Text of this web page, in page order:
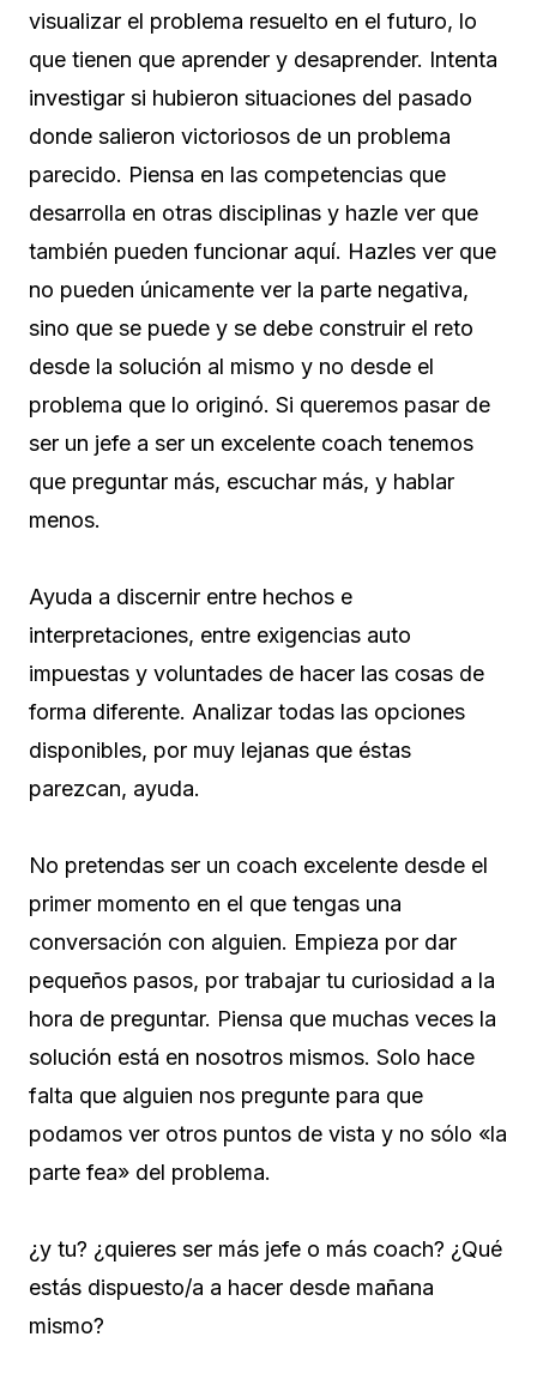
visualizar el problema resuelto en el futuro, lo
que tienen que aprender y desaprender. Intenta
investigar si hubieron situaciones del pasado
donde salieron victoriosos de un problema
parecido. Piensa en las competencias que
desarrolla en otras disciplinas y hazle ver que
también pueden funcionar aquí. Hazles ver que
no pueden únicamente ver la parte negativa,
sino que se puede y se debe construir el reto
desde la solución al mismo y no desde el
problema que lo originó. Si queremos pasar de
ser un jefe a ser un excelente coach tenemos
que preguntar más, escuchar más, y hablar
menos.
Ayuda a discernir entre hechos e
interpretaciones, entre exigencias auto
impuestas y voluntades de hacer las cosas de
forma diferente. Analizar todas las opciones
disponibles, por muy lejanas que éstas
parezcan, ayuda.
No pretendas ser un coach excelente desde el
primer momento en el que tengas una
conversación con alguien. Empieza por dar
pequeños pasos, por trabajar tu curiosidad a la
hora de preguntar. Piensa que muchas veces la
solución está en nosotros mismos. Solo hace
falta que alguien nos pregunte para que
podamos ver otros puntos de vista y no sólo «la
parte fea» del problema.
¿y tu? ¿quieres ser más jefe o más coach? ¿Qué
estás dispuesto/a a hacer desde mañana
mismo?